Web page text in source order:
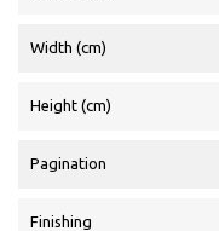
Width (cm)
Height (cm)
Pagination
Finishing